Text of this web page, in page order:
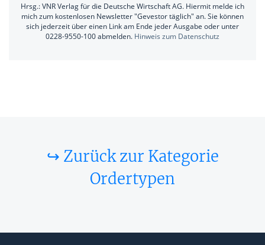
Hrsg.: VNR Verlag für die Deutsche Wirtschaft AG. Hiermit melde ich
mich zum kostenlosen Newsletter "Gevestor täglich" an. Sie können
sich jederzeit über einen Link am Ende jeder Ausgabe oder unter
0228-9550-100 abmelden. Hinweis zum Datenschutz
↪ Zurück zur Kategorie
Ordertypen